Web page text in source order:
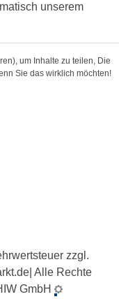
unserem
um Inhalte zu teilen, Die
Sie das wirklich möchten!
zzgl.
Alle Rechte
GmbH